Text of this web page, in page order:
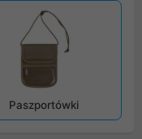
Paszportówki